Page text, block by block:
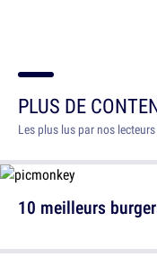
PLUS DE
Les plus lus par nos lecteurs
10 meilleurs